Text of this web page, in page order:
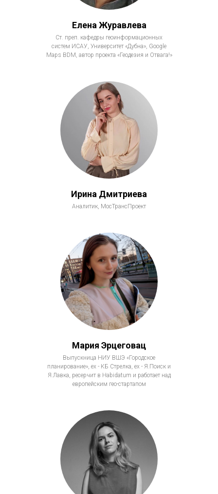
Елена Журавлева
Ст. преп. кафедры геоинформационных
систем ИСАУ, Университет «Дубна», Google
Maps BDM, автор проекта «Геодезия и Отвага!»
Ирина Дмитриева
Аналитик, МосТрансПроект
Мария Эрцеговац
Выпускница НИУ ВШЭ «Городское
планирование», ex - КБ Стрелка, ex - Я.Поиск и
Я.Лавка, ресерчит в Habidatum и работает над
европейским гео-стартапом